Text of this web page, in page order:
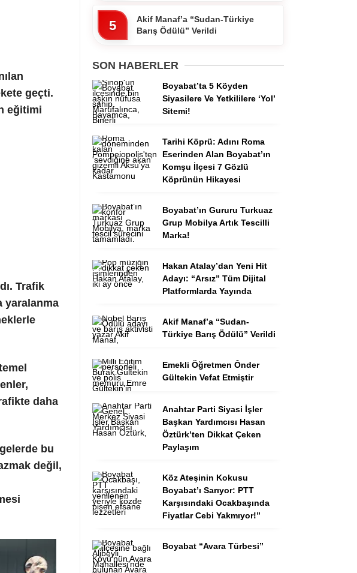
geçti.
eğitimi
Trafik
yaralanma
daha
bu
değil,
5
Akif Manaf’a “Sudan-Türkiye
Barış Ödülü” Verildi
SON HABERLER
Boyabat’ta 5 Köyden
Siyasilere Ve Yetkililere ‘Yol’
Sitemi!
Tarihi Köprü: Adını Roma
Eserinden Alan Boyabat’ın
Komşu İlçesi 7 Gözlü
Köprünün Hikayesi
Boyabat’ın Gururu Turkuaz
Grup Mobilya Artık Tescilli
Marka!
Hakan Atalay’dan Yeni Hit
Adayı: “Arsız” Tüm Dijital
Platformlarda Yayında
Akif Manaf’a “Sudan-
Türkiye Barış Ödülü” Verildi
Emekli Öğretmen Ônder
Gültekin Vefat Etmiştir
Anahtar Parti Siyasi İşler
Başkan Yardımcısı Hasan
Öztürk’ten Dikkat Çeken
Paylaşım
Köz Ateşinin Kokusu
Boyabat’ı Sarıyor: PTT
Karşısındaki Ocakbaşında
Fiyatlar Cebi Yakmıyor!”
Boyabat “Avara Türbesi”